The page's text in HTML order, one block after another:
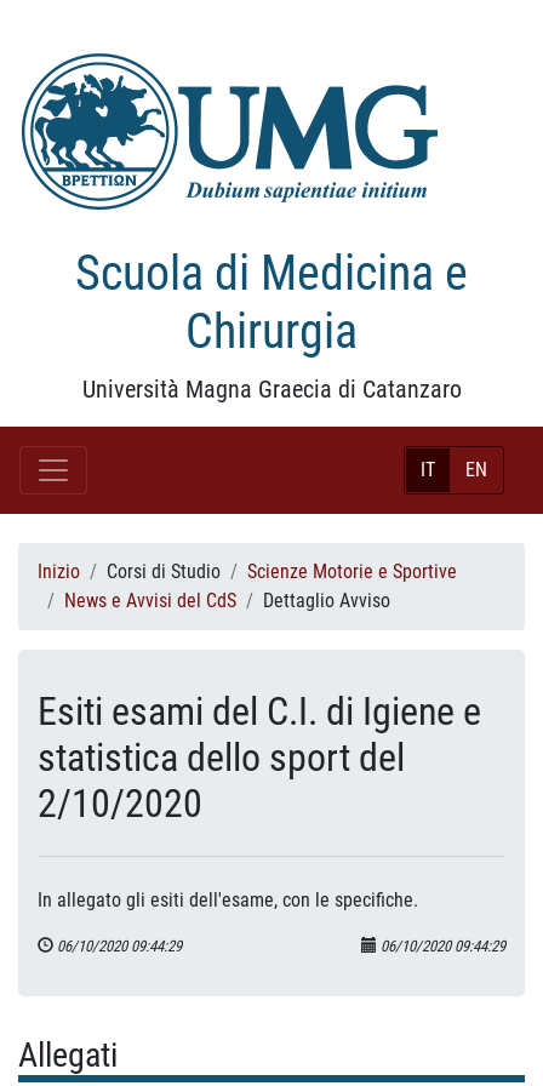
Scuola di Medicina e
Chirurgia
Università Magna Graecia di Catanzaro
IT EN
Inizio Corsi di Studio
Scienze Motorie e Sportive
News e Avvisi del CdS
Dettaglio Avviso
Esiti esami del C.I. di Igiene e
statistica dello sport del
2/10/2020
In allegato gli esiti dell'esame, con le specifiche.
06/10/2020 09:44:29 06/10/2020 09:44:29
Allegati